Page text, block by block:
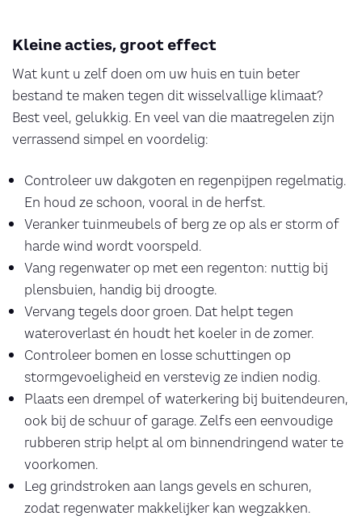
Kleine acties, groot effect
Wat kunt u zelf doen om uw huis en tuin beter
bestand te maken tegen dit wisselvallige klimaat?
Best veel, gelukkig. En veel van die maatregelen zijn
verrassend simpel en voordelig:
Controleer uw dakgoten en regenpijpen regelmatig.
En houd ze schoon, vooral in de herfst.
Veranker tuinmeubels of berg ze op als er storm of
harde wind wordt voorspeld.
Vang regenwater op met een regenton: nuttig bij
plensbuien, handig bij droogte.
Vervang tegels door groen. Dat helpt tegen
wateroverlast én houdt het koeler in de zomer.
Controleer bomen en losse schuttingen op
stormgevoeligheid en verstevig ze indien nodig.
Plaats een drempel of waterkering bij buitendeuren,
ook bij de schuur of garage. Zelfs een eenvoudige
rubberen strip helpt al om binnendringend water te
voorkomen.
Leg grindstroken aan langs gevels en schuren,
zodat regenwater makkelijker kan wegzakken.